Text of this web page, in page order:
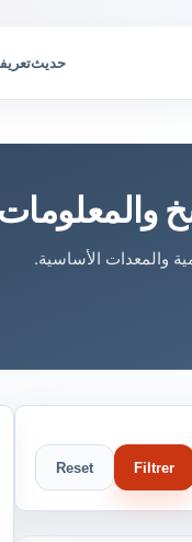
حديث
والمعلومات
والمعدات الأساسية.
Filtrer
Reset